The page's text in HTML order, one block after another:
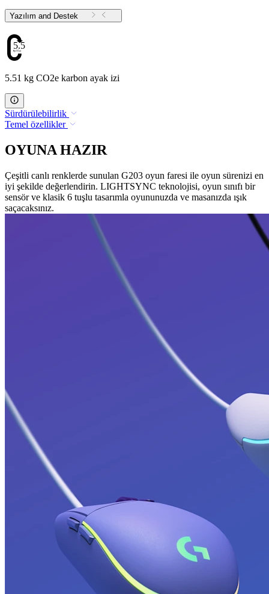
Yazılım and Destek
5.51
5.51 kg CO2e karbon ayak izi
Sürdürülebilirlik
Temel özellikler
OYUNA HAZIR
Çeşitli canlı renklerde sunulan G203 oyun faresi ile oyun sürenizi en
iyi şekilde değerlendirin. LIGHTSYNC teknolojisi, oyun sınıfı bir
sensör ve klasik 6 tuşlu tasarımla oyununuzda ve masanızda ışık
saçacaksınız.